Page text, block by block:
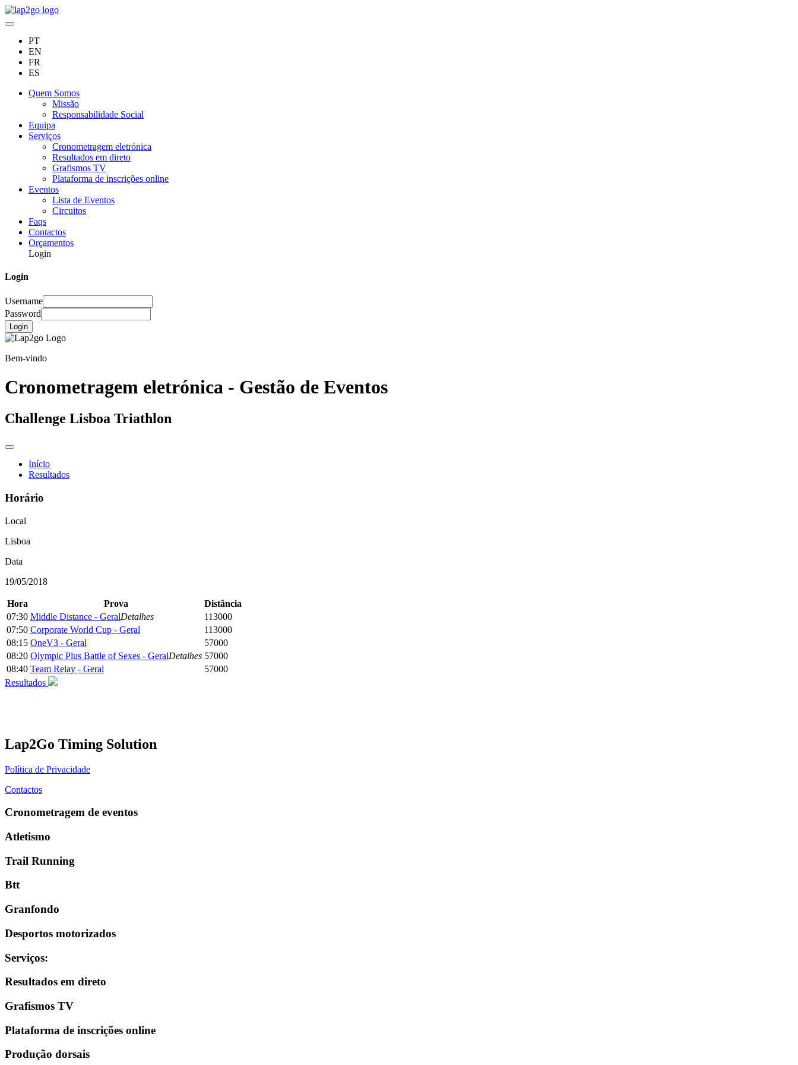
PT
EN
FR
ES
Quem Somos
Missão
Responsabilidade Social
Equipa
Serviços
Cronometragem eletrónica
Resultados em direto
Grafismos TV
Plataforma de inscrições online
Eventos
Lista de Eventos
Circuitos
Faqs
Contactos
Orçamentos
Login
Login
Username
Password
Login
Bem-vindo
Cronometragem eletrónica - Gestão de Eventos
Challenge Lisboa Triathlon
Início
Resultados
Horário
Local
Lisboa
Data
19/05/2018
Hora Prova
Distância
07:30 Middle Distance - GeralDetalhes
113000
07:50 Corporate World Cup - Geral
113000
08:15 OneV3 - Geral
57000
08:20 Olympic Plus Battle of Sexes - GeralDetalhes 57000
08:40 Team Relay - Geral
57000
Resultados
Lap2Go Timing Solution
Política de Privacidade
Contactos
Cronometragem de eventos
Atletismo
Trail Running
Btt
Granfondo
Desportos motorizados
Serviços:
Resultados em direto
Grafismos TV
Plataforma de inscrições online
Produção dorsais